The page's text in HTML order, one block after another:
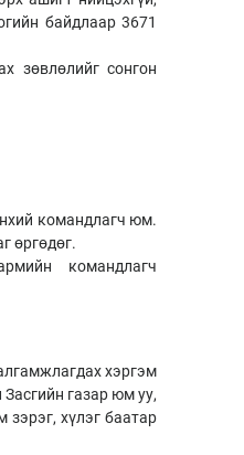
байдлаар 3671
сонгон
командлагч юм.
өргөдөг.
командлагч
хэргэм
газар юм уу,
зэрэг, хүлэг баатар